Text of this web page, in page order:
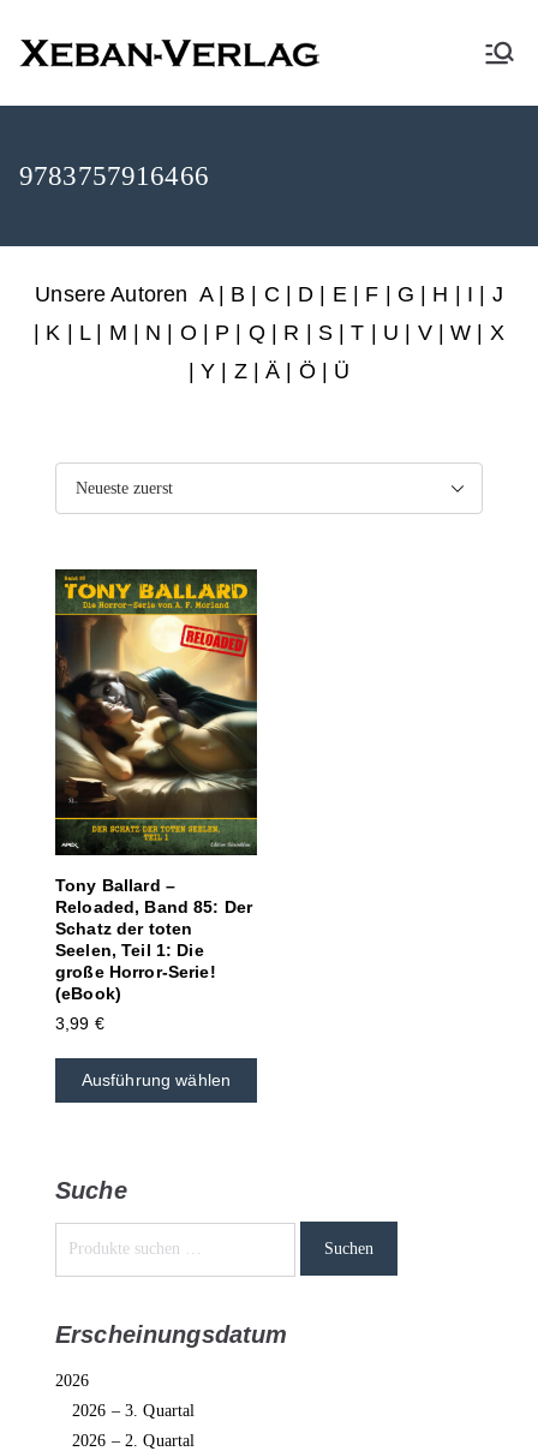
XEBAN-Verlag
9783757916466
Unsere Autoren A| B C D E| F G H I
J
K L| M N O P Q| R S |T U V|W
X
Y Z|Ä | Ö | Ü
Tony Ballard –
Reloaded, Band 85: Der
Schatz der toten
Seelen, Teil 1: Die
große Horror-Serie!
(eBook)
3,99 €
Ausführung wählen
Suche
Suchen
Erscheinungsdatum
2026
2026 – 3. Quartal
2026 – 2. Quartal